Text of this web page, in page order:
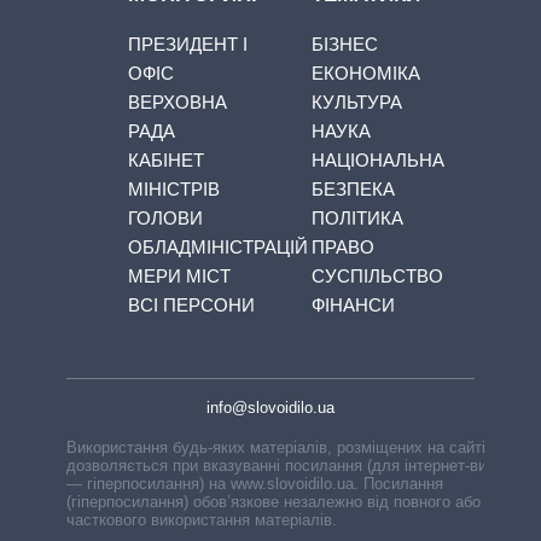
ПРЕЗИДЕНТ І
ОФІС
ВЕРХОВНА
РАДА
КАБІНЕТ
МІНІСТРІВ
ГОЛОВИ
ОБЛАДМІНІСТРАЦІЙ
МЕРИ МІСТ
ВСІ ПЕРСОНИ
БІЗНЕС
ЕКОНОМІКА
КУЛЬТУРА
НАУКА
НАЦІОНАЛЬНА
БЕЗПЕКА
ПОЛІТИКА
ПРАВО
СУСПІЛЬСТВО
ФІНАНСИ
info@slovoidilo.ua
Використання будь-яких матеріалів, розміщених на сайті,
дозволяється при вказуванні посилання (для інтернет-видань
— гіперпосилання) на www.slovoidilo.ua. Посилання
(гіперпосилання) обов’язкове незалежно від повного або
часткового використання матеріалів.